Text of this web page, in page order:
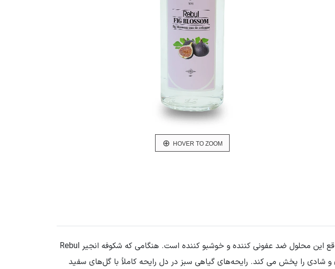
HOVER TO ZOOM
کلونیا مایعی مخلوط از الکل و آب و عصاره گیاهان و رایحه میوه های معطر است. در واقع این محلول ضد عفونی کننده و خوشبو کننده است. هنگامی که شکوفه انجیر Rebul
شادی را پخش می کند. رایحه‌های گیاهی سبز در دل رایحه کاملاً با گل‌های سفید